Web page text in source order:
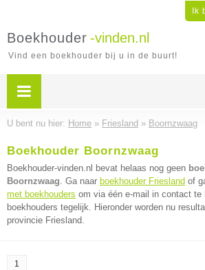
Ik
Boekhouder -vinden.nl
Vind een boekhouder bij u in de buurt!
U bent nu hier: Home » Friesland » Boornzwaag
Boekhouder Boornzwaag
Boekhouder-vinden.nl bevat helaas nog geen
Boornzwaag. Ga naar boekhouder Friesland of
met boekhouders om via één e-mail in contact te
boekhouders tegelijk. Hieronder worden nu
provincie Friesland.
1